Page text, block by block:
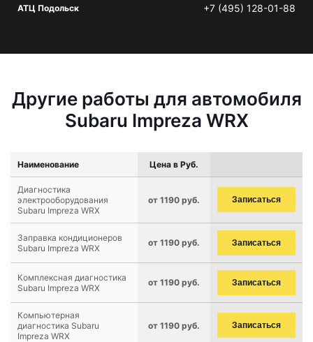
АТЦ Подольск +7 (495) 128-01-88
Другие работы для автомобиля
Subaru Impreza WRX
Наименование Цена в Руб.
Диагностика
электрооборудования
Subaru Impreza WRX
от 1190 руб. Записаться
Заправка кондиционеров
Subaru Impreza WRX
от 1190 руб. Записаться
Комплексная диагностика
Subaru Impreza WRX
от 1190 руб. Записаться
Компьютерная
диагностика Subaru
Impreza WRX
от 1190 руб. Записаться